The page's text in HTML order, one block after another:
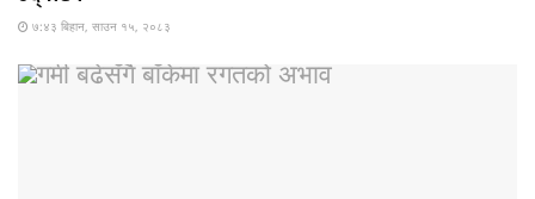
७:४३ बिहान, साउन १५, २०८३